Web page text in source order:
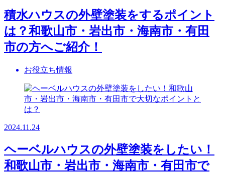
積水ハウスの外壁塗装をするポイント
は？和歌山市・岩出市・海南市・有田
市の方へご紹介！
お役立ち情報
2024.11.24
ヘーベルハウスの外壁塗装をしたい！
和歌山市・岩出市・海南市・有田市で